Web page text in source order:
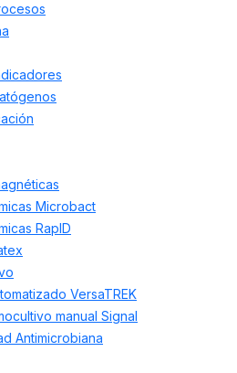
Microbact
RapID
VersaTREK
manual Signal
Antimicrobiana